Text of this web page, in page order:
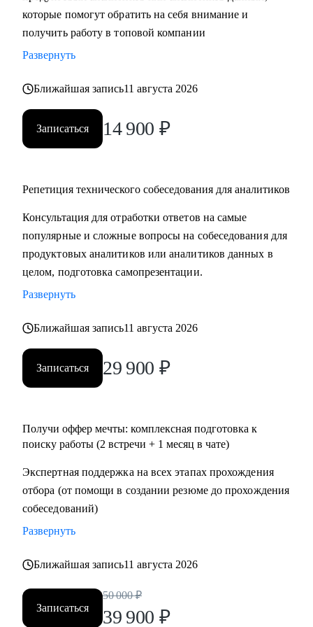
компетенций;
• Получить практические советы по управлению командой;
• Сформировать свою стратегию профессионального роста;
страну своей мечты;
Кому могу помочь:
• Продуктовым аналитикам, аналитикам данных и продаж
трек развития;
• Junior и Middle Продуктовым аналитикам, аналитикам
данных и продаж, которые хотят повысить свой грейд;
• Выпускникам и студентам, которые ищут свою первую
работу в аналитике;
• Аналитикам, которые хотят перейти из стартапа в
• Тем, кто хочет перейти в IT и аналитику из смежной
• Всем IT-специалистам, которые хотят релоцироваться в
Испанию и работать удаленно
которые помогут обратить на себя внимание и
получить работу в топовой компании
Развернуть
Ближайшая запись11 августа 2026
Записаться 14 900 ₽
Репетиция технического собеседования для аналитиков
Консультация для отработки ответов на самые
популярные и сложные вопросы на собеседования для
продуктовых аналитиков или аналитиков данных в
целом, подготовка самопрезентации.
Развернуть
Ближайшая запись11 августа 2026
Записаться 29 900 ₽
Получи оффер мечты: комплексная подготовка к
поиску работы (2 встречи + 1 месяц в чате)
Экспертная поддержка на всех этапах прохождения
отбора (от помощи в создании резюме до прохождения
собеседований)
Развернуть
Ближайшая запись11 августа 2026
Записаться
50 000 ₽
39 900 ₽